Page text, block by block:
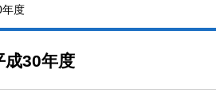
度
30年度